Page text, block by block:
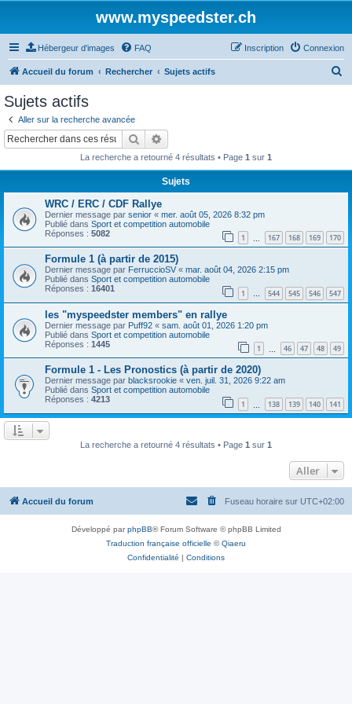
www.myspeedster.ch
Hébergeur d'images FAQ Connexion
Inscription
Accueil du forum Rechercher Sujets actifs
Sujets actifs
Aller sur la recherche avancée
Rechercher
La recherche a retourné 4 résultats • Page 1 sur 1
Sujets
WRC / ERC / CDF Rallye
Dernier message par senior « mer. août 05, 2026 8:32 pm
Publié dans Sport et competition automobile
Réponses : 5082 1 167 168 169 170
Formule 1 (à partir de 2015)
Dernier message par FerruccioSV « mar. août 04, 2026 2:15 pm
Publié dans Sport et competition automobile
Réponses : 16401 1 … 544 545 546 547
les "myspeedster members" en rallye
Dernier message par Puff92 « sam. août 01, 2026 1:20 pm
Publié dans Sport et competition automobile
Réponses : 1445 1 46 47 48 49
Formule 1 - Les Pronostics (à partir de 2020)
Dernier message par blacksrookie « ven. juil. 31, 2026 9:22 am
Publié dans Sport et competition automobile
Réponses : 4213 1 138 139 140 141
La recherche a retourné 4 résultats • Page 1 sur 1
Aller
Accueil du forum Fuseau horaire sur UTC+02:00
Développé parphpBB® Forum Software © phpBB Limited
Traduction française officielle ©Qiaeru
Confidentialité | Conditions